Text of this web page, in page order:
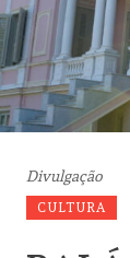
Divulgação
CULTURA